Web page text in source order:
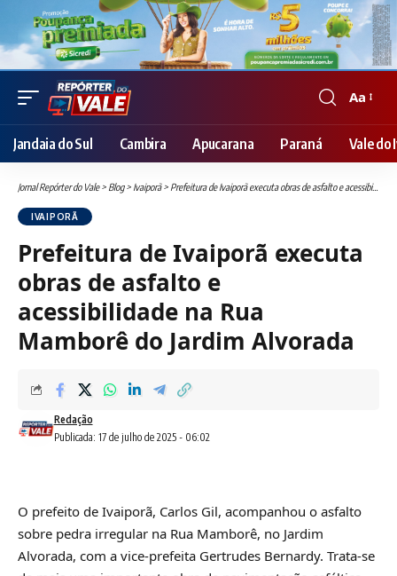
Font
Resizer
Aa
Jandaia do Sul Cambira Apucarana Paraná Vale do
Jornal Repórter do Vale> Blog> Ivaiporã> Prefeitura de Ivaiporã executa obras de asfalto e acessibilidade na Rua Mamborê do Jardim Alvorada
IVAIPORÃ
Prefeitura de Ivaiporã executa
obras de asfalto e
acessibilidade na Rua
Mamborê do Jardim Alvorada
Publicada: 17 de julho de 2025 - 06:02
Redação
O prefeito de Ivaiporã, Carlos Gil, acompanhou o asfalto
sobre pedra irregular na Rua Mamborê, no Jardim
Alvorada, com a vice-prefeita Gertrudes Bernardy. Trata-se